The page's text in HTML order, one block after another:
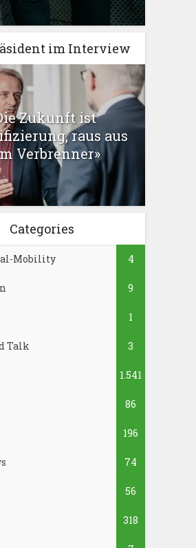
im Interview
Zukunft ist
raus aus
Verbrenner»
Categories
Mobility 4
9
1
Talk 3
1.541
86
196
74
56
318